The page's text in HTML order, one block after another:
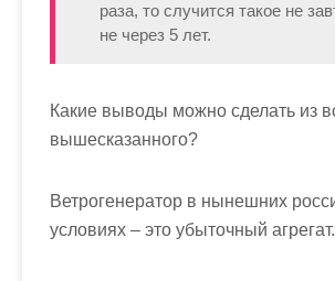
раза, то случится такое не
не через 5 лет.
Какие выводы можно сделать из
вышесказанного?
Ветрогенератор в нынешних
условиях – это убыточный агрегат.